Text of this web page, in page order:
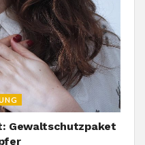
Gewaltschutzpaket